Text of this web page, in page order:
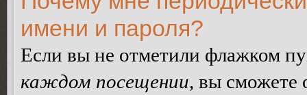
имени и пароля?
Если вы не отметили флажком
каждом посещении, вы сможете